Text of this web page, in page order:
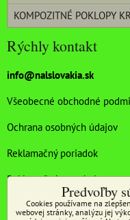
KOMPOZITNÉ POKLOPY
Rýchly kontakt
info@nalslovakia.sk
Všeobecné obchodné
Ochrana osobných údajov
Reklamačný poriadok
Reklamačný protokol
Doprava a platba
Predvoľby
Cookies používame na
webovej stránky, analýzu jej